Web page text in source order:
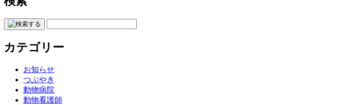
カテゴリー
お知らせ
つぶやき
動物病院
動物看護師